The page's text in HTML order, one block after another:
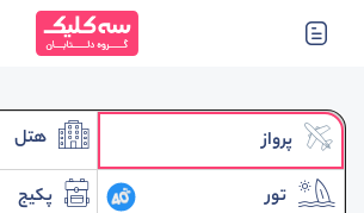
پرواز هتل
تور پکیج